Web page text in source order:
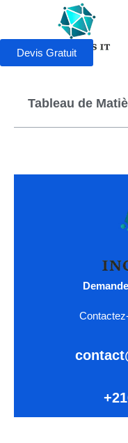
Devis Gratuit
Tableau de